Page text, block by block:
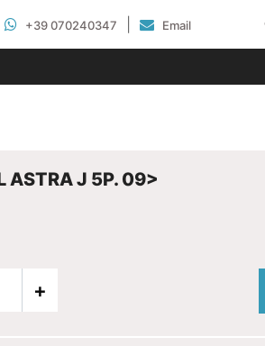
+39 070240347 Email
ASTRA J 5P. 09>